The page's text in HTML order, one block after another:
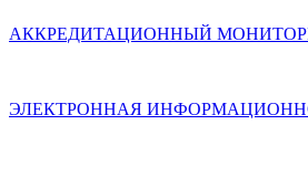
АККРЕДИТАЦИОННЫЙ
ЭЛЕКТРОННАЯ